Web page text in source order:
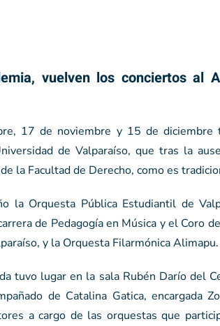
vuelven los conciertos al
17 de noviembre y 15 de diciembre
de Valparaíso, que tras la
la Facultad de Derecho, como es
la Orquesta Pública Estudiantil de
de Pedagogía en Música y el Coro
y la Orquesta Filarmónica Alimapu.
tuvo lugar en la sala Rubén Darío del
de Catalina Gatica, encargada
a cargo de las orquestas que